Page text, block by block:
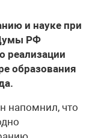
и науке при
РФ
реализации
образования
напомнил, что